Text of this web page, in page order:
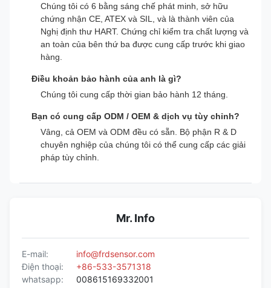
Chúng tôi có 6 bằng sáng chế phát minh, sở hữu
chứng nhận CE, ATEX và SIL, và là thành viên của
Nghị định thư HART. Chứng chỉ kiểm tra chất lượng và
an toàn của bên thứ ba được cung cấp trước khi giao
hàng.
Điều khoản bảo hành của anh là gì?
Chúng tôi cung cấp thời gian bảo hành 12 tháng.
Bạn có cung cấp ODM / OEM & dịch vụ tùy chỉnh?
Vâng, cả OEM và ODM đều có sẵn. Bộ phận R & D
chuyên nghiệp của chúng tôi có thể cung cấp các giải
pháp tùy chỉnh.
Mr. Info
E-mail:
info@frdsensor.com
Điện thoại:
+86-533-3571318
whatsapp:
008615169332001